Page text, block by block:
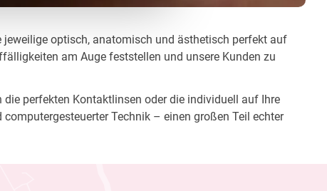
jeweilige optisch, anatomisch und ästhetisch perfekt auf
am Auge feststellen und unsere Kunden zu
perfekten Kontaktlinsen oder die individuell auf Ihre
Technik – einen großen Teil echter